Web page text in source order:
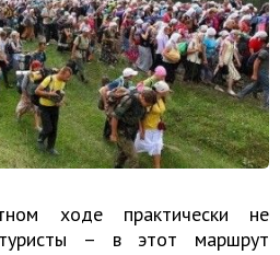
ходе практически не
– в этот маршрут